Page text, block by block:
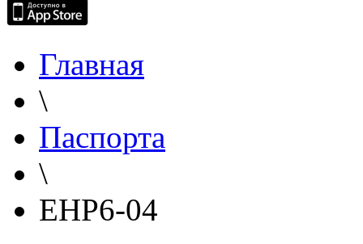
Главная
\
Паспорта
\
EHP6-04